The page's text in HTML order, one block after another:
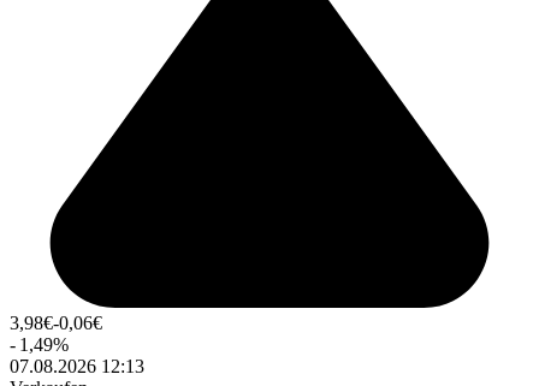
3,98€-0,06€
- 1,49%
07.08.2026 12:13